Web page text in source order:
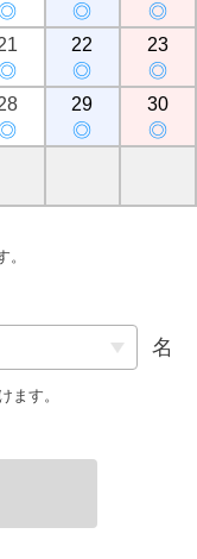
◎
◎
22
◎
23
◎
29
◎
30
◎
名
ます。